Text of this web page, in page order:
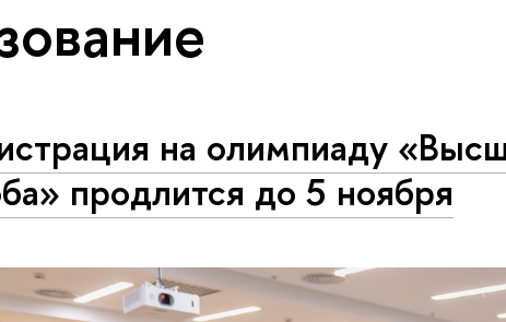
на олимпиаду
продлится до 5 ноября